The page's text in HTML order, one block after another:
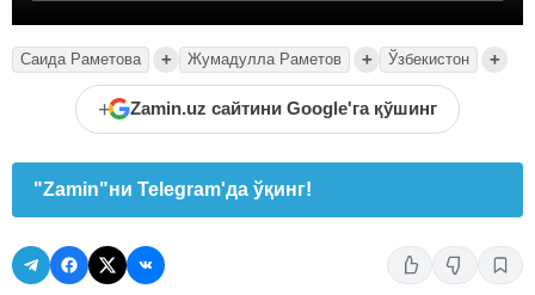
Саида Раметова + Жумадулла Раметов + Ўзбекистон +
+ Zamin.uz сайтини Google'га қўшинг
"Zamin"ни Telegram'да ўқинг!